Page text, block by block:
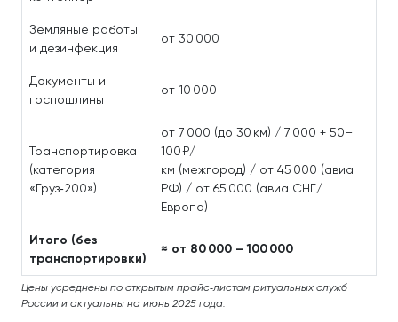
Земляные работы
и дезинфекция
от 30 000
Документы и
госпошлины
от 10 000
Транспортировка
(категория
«Груз‑200»)
от 7 000 (до 30 км) / 7 000 + 50–
100 ₽/
км (межгород) / от 45 000 (авиа
РФ) / от 65 000 (авиа СНГ/
Европа)
Итого (без
транспортировки)
≈ от 80 000 – 100 000
Цены усреднены по открытым прайс‑листам ритуальных служб
России и актуальны на июнь 2025 года.